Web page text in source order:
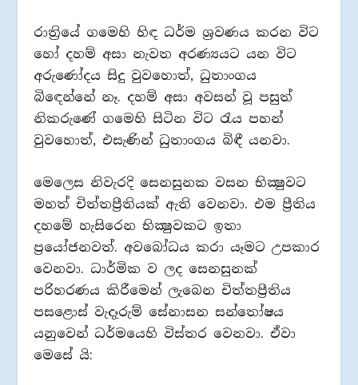
රාත්‍රියේ ගමෙහි හිඳ ධර්ම ශ්‍රවණය කරන විට
හෝ දහම් අසා නැවත අරණ්‍යයට යන විට
අරුණෝදය සිදු වුවහොත්, ධුතාංගය
බිඳෙන්නේ නෑ. දහම් අසා අවසන් වූ පසුත්
නිකරුණේ ගමෙහි සිටින විට රැය පහන්
වුවහොත්, එසැණින් ධුතාංගය බිඳී යනවා.
මෙලෙස නිවැරදි සෙනසුනක වසන භික්‍ෂුවට
මහත් චිත්තප්‍රීතියක් ඇති වෙනවා. එම ප්‍රීතිය
දහමේ හැසිරෙන භික්‍ෂුවකට ඉතා
ප්‍රයෝජනවත්. අවබෝධය කරා යෑමට උපකාර
වෙනවා. ධාර්මික ව ලද සෙනසුනක්
පරිහරණය කිරීමෙන් ලැබෙන චිත්තප්‍රීතිය
පසළොස් වැදෑරුම් සේනාසන සන්තෝෂය
යනුවෙන් ධර්මයෙහි විස්තර වෙනවා. ඒවා
මෙසේ යි: